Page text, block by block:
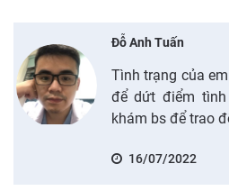
Đỗ Anh Tuấn
Tình trạng của
để dứt điểm
khám bs để trao
16/07/2022